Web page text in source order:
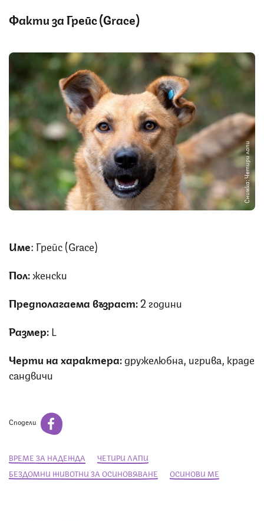
Факти за Грейс (Grace)
Снимка: Четири лапи
Име: Грейс (Grace)
Пол:женски
Предполагаема възраст:2 години
Размер:L
Черти на характера:дружелюбна, игрива, краде
сандвичи
Сподели
ВРЕМЕ ЗА НАДЕЖДА
ЧЕТИРИ ЛАПИ
БЕЗДОМНИ ЖИВОТНИ ЗА ОСИНОВЯВАНЕ
ОСИНОВИ МЕ